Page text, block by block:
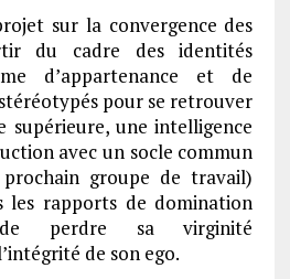
sur la convergence des
du cadre des identités
d’appartenance et de
pour se retrouver
supérieure, une intelligence
avec un socle commun
groupe de travail)
les rapports de domination
perdre sa virginité
de son ego.